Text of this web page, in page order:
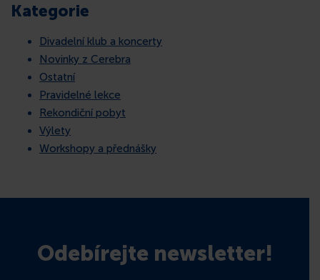
Kategorie
Divadelní klub a koncerty
Novinky z Cerebra
Ostatní
Pravidelné lekce
Rekondiční pobyt
Výlety
Workshopy a přednášky
Odebírejte newsletter!